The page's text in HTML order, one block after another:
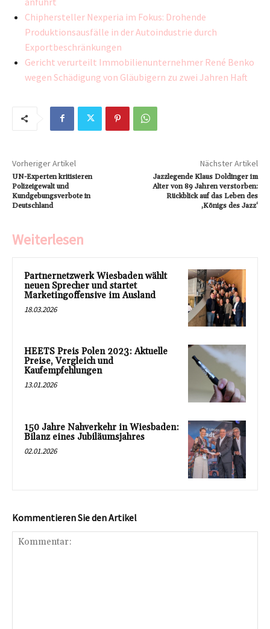
Chiphersteller Nexperia im Fokus: Drohende
Produktionsausfälle in der Autoindustrie durch
Exportbeschränkungen
Gericht verurteilt Immobilienunternehmer René Benko
wegen Schädigung von Gläubigern zu zwei Jahren Haft
Vorheriger Artikel
UN-Experten kritisieren
Polizeigewalt und
Kundgebungsverbote in
Deutschland
Nächster Artikel
Jazzlegende Klaus Doldinger im
Alter von 89 Jahren verstorben:
Rückblick auf das Leben des
‚Königs des Jazz‘
Weiterlesen
Partnernetzwerk Wiesbaden wählt
neuen Sprecher und startet
Marketingoffensive im Ausland
18.03.2026
HEETS Preis Polen 2023: Aktuelle
Preise, Vergleich und
Kaufempfehlungen
13.01.2026
150 Jahre Nahverkehr in Wiesbaden:
Bilanz eines Jubiläumsjahres
02.01.2026
Kommentieren Sie den Artikel